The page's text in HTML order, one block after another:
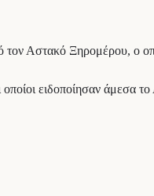
Αστακό Ξηρομέρου, ο
ειδοποίησαν